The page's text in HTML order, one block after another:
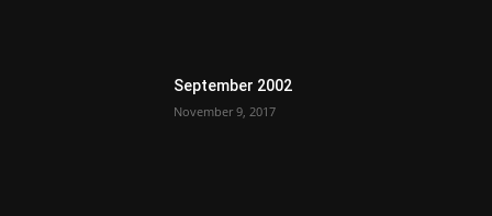
September 2002
November 9, 2017